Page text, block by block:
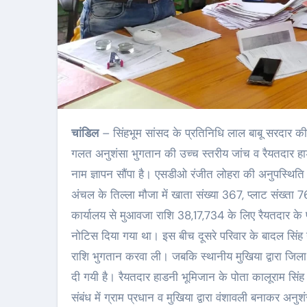
चांडिल– सिंहभूम सांसद के प्रतिनिधि लाल बाबू सरदार
गलत अनुशंसा भुगतान की उच्च स्तरीय जांच व रैयतदार
नाम ज्ञापन सौंपा है। एसडीओ रंजीत लोहरा की
अंचल के तिल्ला मौजा में खाता संख्या 367, प्लाट संख्ता
कार्यालय से मुआवजा राशि 38,17,734 के लिए रैयतदार
नोटिस दिया गया था। इस बीच दूसरे परिवार के बादल
राशि भुगतान करवा ली। जबकि स्थानीय मुखिया द्वारा
दी गयी है। रैयतदार हाडनी भूमिजान के पोता कालूराम
संबंध में ग्राम प्रधान व मुखिया द्वारा वंशावली बनाकर